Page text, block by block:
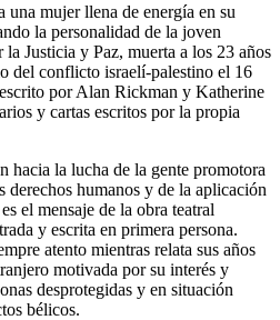
mujer llena de energía en su
la personalidad de la joven
Justicia y Paz, muerta a los 23 años
del conflicto israelí-palestino el 16
por Alan Rickman y Katherine
y cartas escritos por la propia
hacia la lucha de la gente promotora
derechos humanos y de la aplicación
el mensaje de la obra teatral
y escrita en primera persona.
atento mientras relata sus años
motivada por su interés y
desprotegidas y en situación
bélicos.